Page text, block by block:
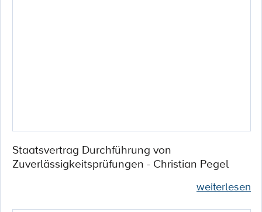
Staatsvertrag Durchführung von
Zuverlässigkeitsprüfungen - Christian Pegel
weiterlesen